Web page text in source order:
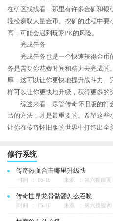
在矿区找找看，那里有许多金矿和
轻松赚取大量金币。挖矿的过程中
高，可能会遇到玩家PK的风险。
完成任务
完成任务也是一个快速获得金
务是需要你花费时间和精力去完成
厚，这可以让你更快地提升战斗力
样可以让你更快地升级，获得更多的
综述来看，尽管传奇怀旧版的打
己的方法，才是最重要的。希望这些
让你在传奇怀旧版的世界中打造出全
修行系统
传奇热血合击哪里升级快
时间 ： 05-16 来源 ： 第六搜服网
传奇世界龙骨骷髅怎么召唤
时间 ： 05-16 来源 ： 第六搜服网